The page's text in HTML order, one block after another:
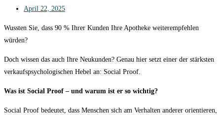
April 22, 2025
Wussten Sie, dass 90 % Ihrer Kunden Ihre Apotheke weiterempfehlen
würden?
Doch wissen das auch Ihre Neukunden? Genau hier setzt einer der stärksten
verkaufspsychologischen Hebel an: Social Proof.
Was ist Social Proof – und warum ist er so wichtig?
Social Proof bedeutet, dass Menschen sich am Verhalten anderer orientieren,